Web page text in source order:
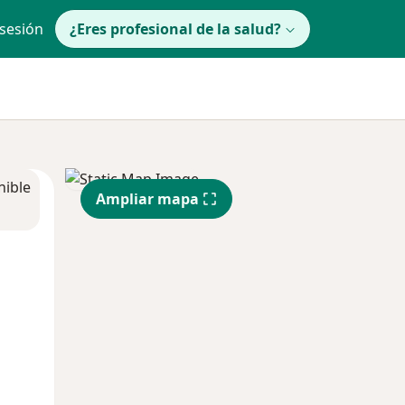
¿Eres profesional de la salud?
Ampliar mapa